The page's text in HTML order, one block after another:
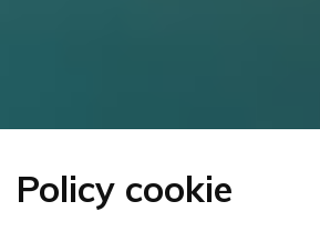
Policy cookie